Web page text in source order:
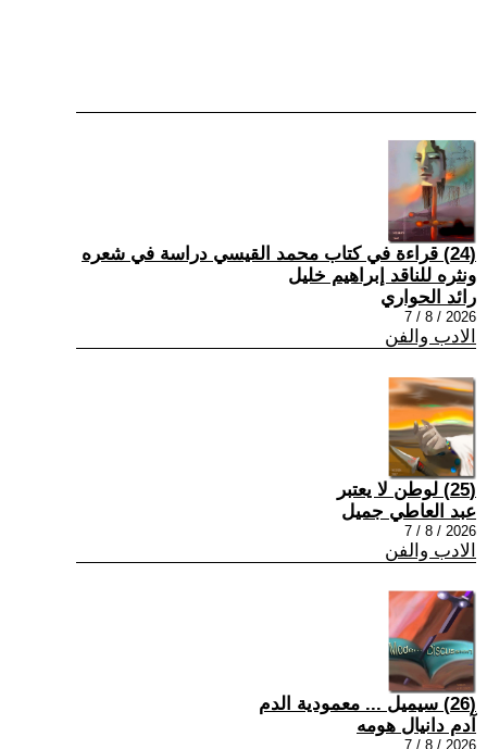
(24) قراءة في كتاب محمد القيسي دراسة في شعره
ونثره للناقد إبراهيم خليل
رائد الحواري
2026 / 8 / 7
الادب والفن
(25) لوطن لا يعتبر
عبد العاطي جميل
2026 / 8 / 7
الادب والفن
(26) سيميل ... معمودية الدم
آدم دانيال هومه
2026 / 8 / 7